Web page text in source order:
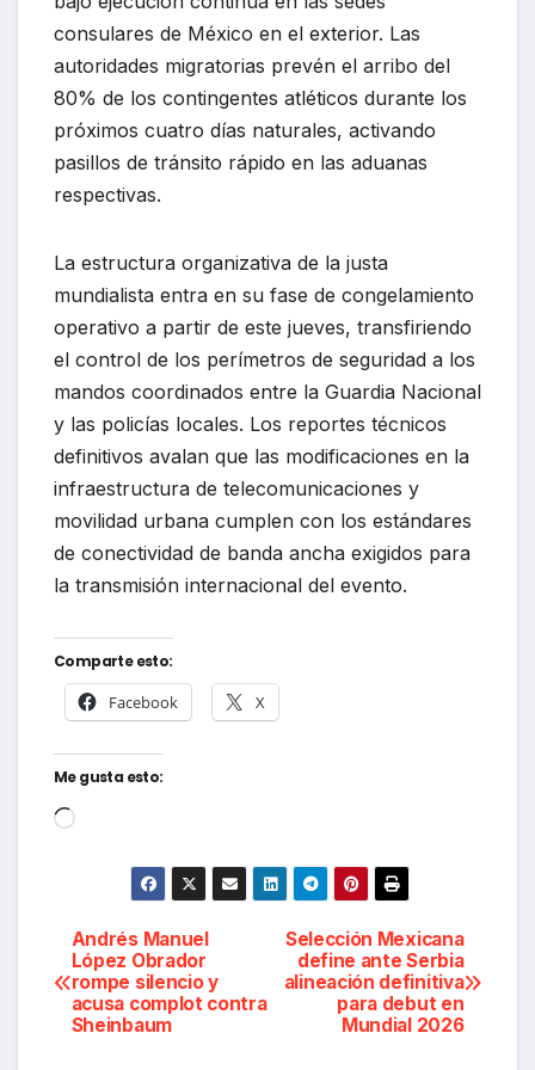
consulares de México en el exterior. Las
autoridades migratorias prevén el arribo del
80% de los contingentes atléticos durante los
próximos cuatro días naturales, activando
pasillos de tránsito rápido en las aduanas
respectivas.
La estructura organizativa de la justa
mundialista entra en su fase de congelamiento
operativo a partir de este jueves, transfiriendo
el control de los perímetros de seguridad a los
mandos coordinados entre la Guardia Nacional
y las policías locales. Los reportes técnicos
definitivos avalan que las modificaciones en la
infraestructura de telecomunicaciones y
movilidad urbana cumplen con los estándares
de conectividad de banda ancha exigidos para
la transmisión internacional del evento.
Comparte esto:
Facebook X
Me gusta esto:
Cargando...
Navegación
de
entradas
Selección Mexicana
define ante Serbia
alineación definitiva
para debut en
Mundial 2026
Andrés Manuel
López Obrador
rompe silencio y
acusa complot contra
Sheinbaum